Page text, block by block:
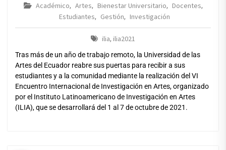
Académico, Artes, Bienestar Universitario, Docentes,
Estudiantes, Gestión, Investigación
ilia, ilia2021
Tras más de un año de trabajo remoto, la Universidad de las
Artes del Ecuador reabre sus puertas para recibir a sus
estudiantes y a la comunidad mediante la realización del VI
Encuentro Internacional de Investigación en Artes, organizado
por el Instituto Latinoamericano de Investigación en Artes
(ILIA), que se desarrollará del 1 al 7 de octubre de 2021.